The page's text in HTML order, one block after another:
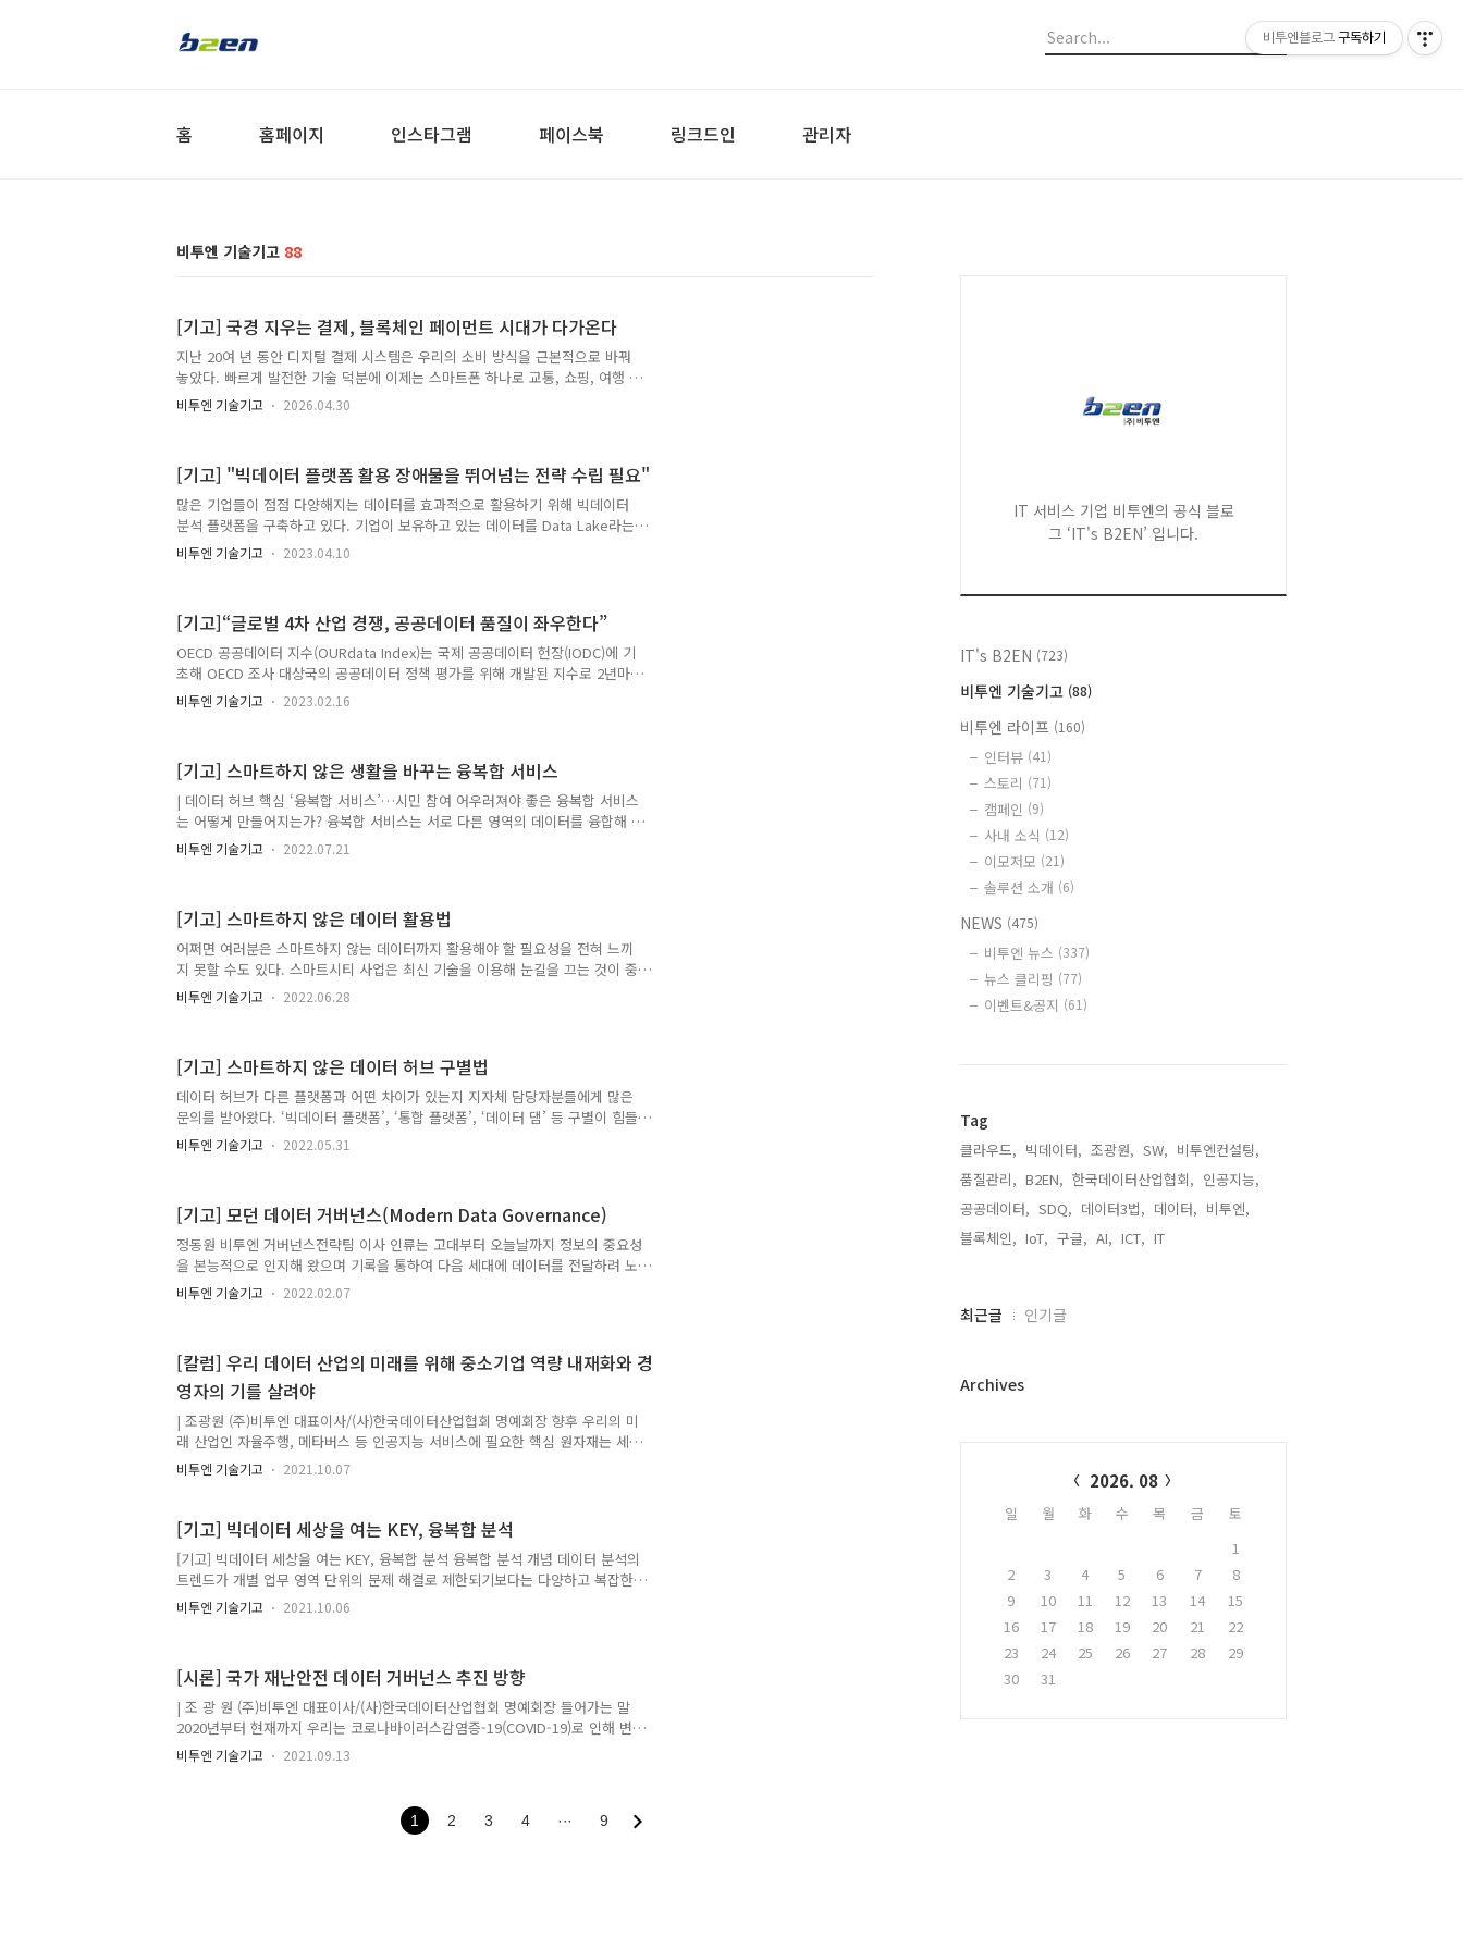
홈 홈페이지 인스타그램 페이스북 링크드인 관리자
비투엔 기술기고 88
[기고] 국경 지우는 결제, 블록체인 페이먼트 시대가 다가온다
지난 20여 년 동안 디지털 결제 시스템은 우리의 소비 방식을 근본적으로 바꿔
놓았다. 빠르게 발전한 기술 덕분에 이제는 스마트폰 하나로 교통, 쇼핑, 여행 등
대부분의 거래를 처리할 수 있는 생활 환경이 구축됐고, 편의성 역시 이전과 비
교할 수 없을 만큼 높아졌다. 현금을 거의 사용하지 않아도 되는 사회가 현실이
에 설계돼 있고, 여러 기업 및 기관이 얽힌 복잡한 정산 구조 때문이다. 해외에
서 카드로 결제할 때 환전 수수료, 카드 네트워크 비용 등이 붙으면서, 정산이 며
칠씩 걸리는 이유도 여기에 있다. 우리가 일상적으로 사용하는 신용카드와 체크
카드, ..
비투엔 기술기고 2026.04.30
[기고] "빅데이터 플랫폼 활용 장애물을 뛰어넘는 전략 수립 필요"
많은 기업들이 점점 다양해지는 데이터를 효과적으로 활용하기 위해 빅데이터
분석 플랫폼을 구축하고 있다. 기업이 보유하고 있는 데이터를 Data Lake라는
PooL 안에 담아두려는 인프라 확보를 시작으로, 다양한 형태의 데이터를 수집하
고 고도화된 분석을 통한 양질의 인사이트를 의사 결정자에게 제공하기 위한 노
어서 많은 어려움에 직면해 있는 것이 현실이다. 예를 들면, 구축해 놓은 데이터
플랫폼의 투자 수익성에 대한 의구심, 기 운용 중인 정보계/분석계 시스템과의
차별성, 빅데이터 자원 및 데이터 플랫폼에 대한 활용 증대 방안 등과 같은 여러
현실적인 고민..
비투엔 기술기고 2023.04.10
[기고]“글로벌 4차 산업 경쟁, 공공데이터 품질이 좌우한다”
OECD 공공데이터 지수(OURdata Index)는 국제 공공데이터 헌장(IODC)에 기
초해 OECD 조사 대상국의 공공데이터 정책 평가를 위해 개발된 지수로 2년마다
측정된다. 공공데이터 관련 정부의 노력을 ‘데이터 가용성(Data Availability)’,
‘데이터 접근성(Data Accessibility)’ 및 ‘데이터 활용을 위한 정부 지원
등을 포함해 약 7만7000여건 이상의 데이터를 공개하고 있다. 이는 각 공공기관
이 생성한 데이터를 개방한 것으로, 개별 기관이 별도로 공개하는 자료도 있으니
공개된 공공데이터..
비투엔 기술기고 2023.02.16
[기고] 스마트하지 않은 생활을 바꾸는 융복합 서비스
| 데이터 허브 핵심 ‘융복합 서비스’…시민 참여 어우러져야 좋은 융복합 서비스
는 어떻게 만들어지는가? 융복합 서비스는 서로 다른 영역의 데이터를 융합해 만
든 AI 알고리즘(머신러닝, 딥러닝) 서비스를 말한다. 그런데 지자체 담당자들과
AI 알고리즘에 대해 이야기하다 보면 AI 알고리즘을 적용하면 뭐든 다 할 수 있
데이터를 활용하는 방법’에서도 언급했듯이 데이터는 항상 완벽하게 준비되지 않
는다. 융복합 서비스를 잘 만들기 위해 가장 먼저 생각할 부분은 확보한 데이터
의 특성을 이용해 서비스 아이디어를 내는 것이고, 다음은 시민들의 필요에 맞는
기능들을..
비투엔 기술기고 2022.07.21
[기고] 스마트하지 않은 데이터 활용법
어쩌면 여러분은 스마트하지 않는 데이터까지 활용해야 할 필요성을 전혀 느끼
지 못할 수도 있다. 스마트시티 사업은 최신 기술을 이용해 눈길을 끄는 것이 중
요하다고 생각되기 때문이다. 스마트시티 업계 종사자들은 수차례 전시행사를 진
행하면서 참관객들이 ‘디지털 트윈’과 같은 3D 시각화를 선보인 부스에 환호했
스마트하게 활용한다는 점이 와닿지 않을 수 있다. 예를 들어 겉보기에는 화려하
지만 입으로는 거짓말을 하는 사람이 있다고 가정해보자. 잠깐 바라보는 것은 좋
으나 시간이 지날수록 그 매력은 떨어지기 마련이다. 이렇듯 데이터는 우리가 말
하는 것처럼 일종의 의..
비투엔 기술기고 2022.06.28
[기고] 스마트하지 않은 데이터 허브 구별법
데이터 허브가 다른 플랫폼과 어떤 차이가 있는지 지자체 담당자분들에게 많은
문의를 받아왔다. ‘빅데이터 플랫폼’, ‘통합 플랫폼’, ‘데이터 댐’ 등 구별이 힘들
정도로 다양해 혼란스러운 것이 당연하다. 또 이미 도입했다면 어떻게 활용하고
정리할지 고민될 수밖에 없다. 그리고 다른 지자체와 비교할 때 올바른 방향으로
보이는 스마트시티 플랫폼을 만들 수 있다. 왜 데이터 허브가 중심일까? ‘스마트
+폰’, ‘스마트+홈’, ‘스마트+시티’ 등 앞으로 우리가 마주할 세상은 더 스마트해
질 것이 분명하다. 그리고 스마트시티 기술에서 데이터 허브의 올바른 선택이 ..
비투엔 기술기고 2022.05.31
[기고] 모던 데이터 거버넌스(Modern Data Governance)
정동원 비투엔 거버넌스전략팀 이사 인류는 고대부터 오늘날까지 정보의 중요성
을 본능적으로 인지해 왔으며 기록을 통하여 다음 세대에 데이터를 전달하려 노
력해왔다. 과거 기록의 대표적인 예로는 동굴 벽화, 종교의 교리, 국가 운영 기록
(조선왕조실록) 등이 있다. 과거 데이터 기록은 매체 또는 기록 능력의 한계로 인
늘어났으며, 특히 문자의 발달, 인쇄술의 발달, 전자기록매체 발달, 통신기술의
발달로 인하여 기록의 양은 더욱더 확대되어 오늘날은 하루에 1,616억GB(10의
9승 바이트)가 생성/복사/소비되고 있다. 이렇듯 데이터는 우리의 생활에서 가장
가깝고 ..
비투엔 기술기고 2022.02.07
[칼럼] 우리 데이터 산업의 미래를 위해 중소기업 역량 내재화와 경
영자의 기를 살려야
| 조광원 (주)비투엔 대표이사/(사)한국데이터산업협회 명예회장 향후 우리의 미
래 산업인 자율주행, 메타버스 등 인공지능 서비스에 필요한 핵심 원자재는 세상
을 빠르고 정확히 예측하고 이해할 수 있게 하는 다양하고 방대한 양질의 데이터
이다. 2018년 8.31에 문재인 대통령이 데이터 경제를 선언하며 추진된 데이터 고
미래형 산업화를 위한 디지털 뉴딜 정책의 핵심 산업이다. 이러한 디지털 뉴딜을
견인하는 주역은 바로 데이터 산업인력이다. 안전하고 정확한 인공지능 서비스까
지 가능하게 할 수 있는 양질의 고품질 데이터 댐을 구축하고 효과적으로 잘 활
용하기 위해서 가장 필수는 바로 “사람” 즉, “인재양성”이라고 산업계뿐만 아니
라 학계 ..
비투엔 기술기고 2021.10.07
[기고] 빅데이터 세상을 여는 KEY, 융복합 분석
[기고] 빅데이터 세상을 여는 KEY, 융복합 분석 융복합 분석 개념 데이터 분석의
트렌드가 개별 업무 영역 단위의 문제 해결로 제한되기보다는 다양하고 복잡한
세상의 관점에서 문제를 해석하는 융복합 분석 방식으로 변화하고 있다. 특히 도
시는 급격한 발전으로 인해 각종 범죄, 교통혼잡 등 그동안 경험하지 못했던 문
의 융복합을 통해 처리한 통계정보 및 학습된 머신러닝 알고리즘을 말한다. 융복
합 분석은 스마트시티 사업의 핵심 기술로서, 융합된 데이터를 분석에 활용해 도
시에서 발생하는 문제를 해결할 수 있는 서비스를 도출하는 것이 목적이다. 이런
융복합 분석..
비투엔 기술기고 2021.10.06
[시론] 국가 재난안전 데이터 거버넌스 추진 방향
| 조 광 원 (주)비투엔 대표이사/(사)한국데이터산업협회 명예회장 들어가는 말
2020년부터 현재까지 우리는 코로나바이러스감염증-19(COVID-19)로 인해 변화
된 삶을 살아가고 있다. 불과 2년 전까지만 해도 마스크를 항상 착용하면서 생활
한다거나 오프라인 단체 모임이 제한되는 지금의 상황을 상상하기란 쉽지 않았
기력한 존재인지 다시 한번 깨닫게 된다. 현재 우리나라뿐만 아니라 대부분의 국
가에서 활용할 수 있는 자원과 역량을 총동원해 코로나바이러스 감염증-19와 사
비투엔 기술기고 2021.09.13
1 2 3 4 ··· 9
IT 서비스 기업 비투엔의 공식 블로
그 ‘IT's B2EN’ 입니다.
IT's B2EN (723)
비투엔 기술기고 (88)
비투엔 라이프 (160)
인터뷰 (41)
스토리 (71)
캠페인 (9)
사내 소식 (12)
이모저모 (21)
솔루션 소개 (6)
NEWS (475)
비투엔 뉴스 (337)
뉴스 클리핑 (77)
이벤트&공지 (61)
Tag
클라우드, 빅데이터, 조광원, SW, 비투엔컨설팅,
품질관리, B2EN, 한국데이터산업협회, 인공지능,
공공데이터, SDQ, 데이터3법, 데이터, 비투엔,
블록체인, IoT, 구글, AI, ICT, IT,
최
과
최근글 인기글
Archives
2026. 08
일 월 화 수 목 금
토
1
2
3 4 5 6 7
8
9
10 11 12 13 14
15
16
17 18 19 20 21
22
23
24 25 26 27 28
29
30
31
비투엔블로그 구독하기